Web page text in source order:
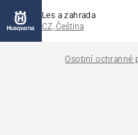
Les a zahrada
CZ, Čeština
Osobní ochranné